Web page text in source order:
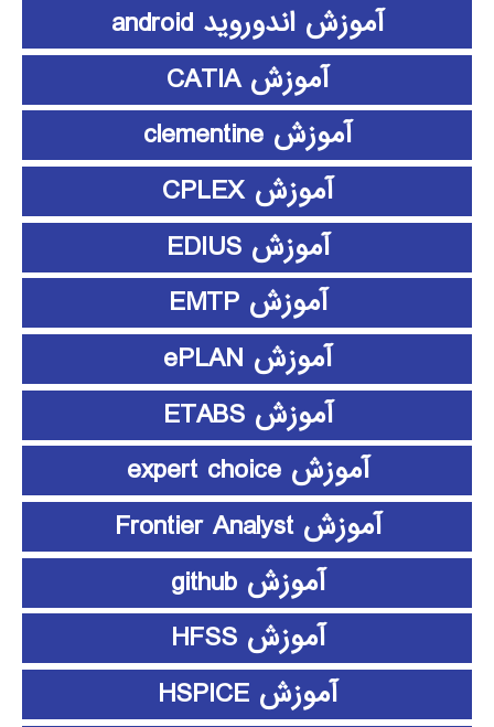
آموزش اندوروید android
آموزش CATIA
آموزش clementine
آموزش CPLEX
آموزش EDIUS
آموزش EMTP
آموزش ePLAN
آموزش ETABS
آموزش expert choice
آموزش Frontier Analyst
آموزش github
آموزش HFSS
آموزش HSPICE